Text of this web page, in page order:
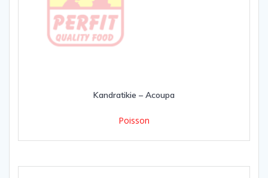
Kandratikie – Acoupa
Poisson